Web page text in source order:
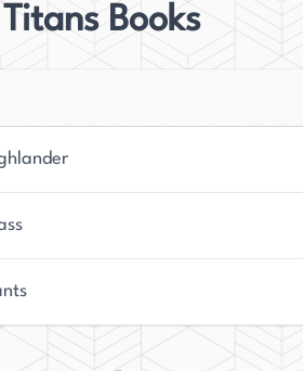
Books